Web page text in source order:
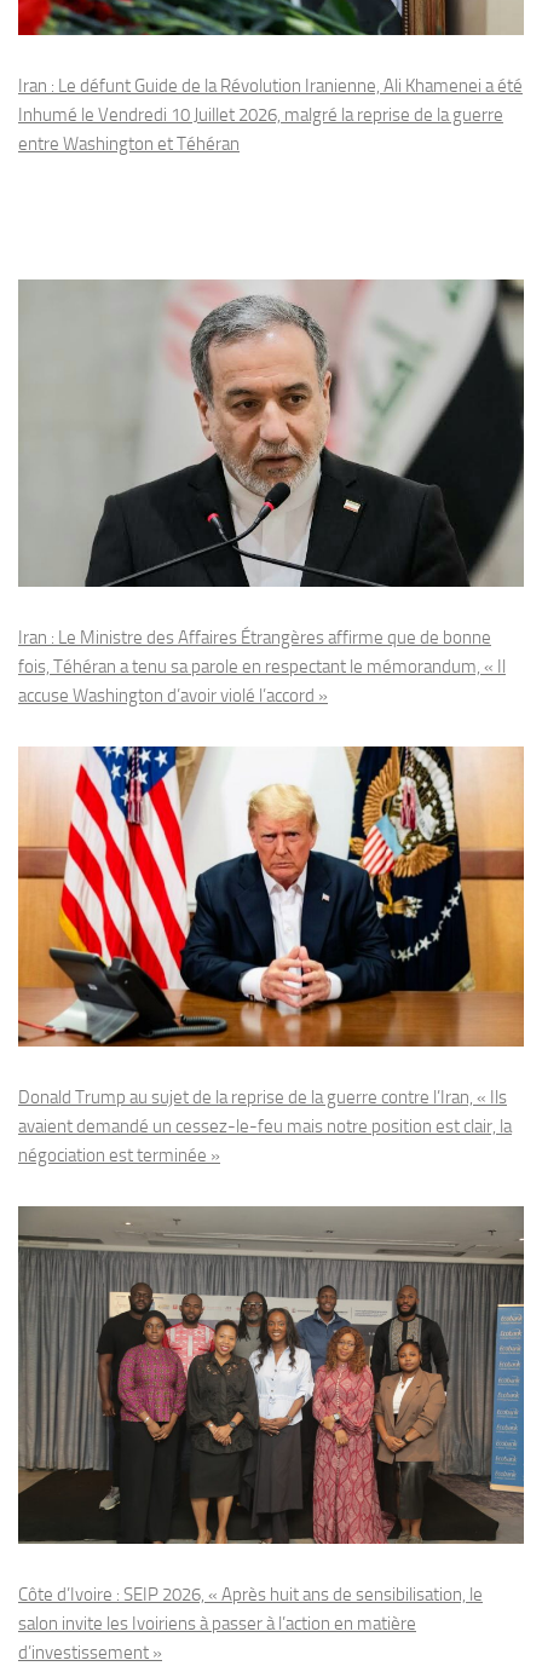
Iran : Le défunt Guide de la Révolution Iranienne, Ali Khamenei a été
Inhumé le Vendredi 10 Juillet 2026, malgré la reprise de la guerre
entre Washington et Téhéran
Iran : Le Ministre des Affaires Étrangères affirme que de bonne
fois, Téhéran a tenu sa parole en respectant le mémorandum, « Il
accuse Washington d’avoir violé l’accord »
Donald Trump au sujet de la reprise de la guerre contre l’Iran, « Ils
avaient demandé un cessez-le-feu mais notre position est clair, la
négociation est terminée »
Côte d’Ivoire : SEIP 2026, « Après huit ans de sensibilisation, le
salon invite les Ivoiriens à passer à l’action en matière
d’investissement »